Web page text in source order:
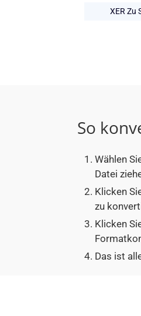
XER Zu
So
Wählen
Datei
Klicken
zu
Klicken
Das ist